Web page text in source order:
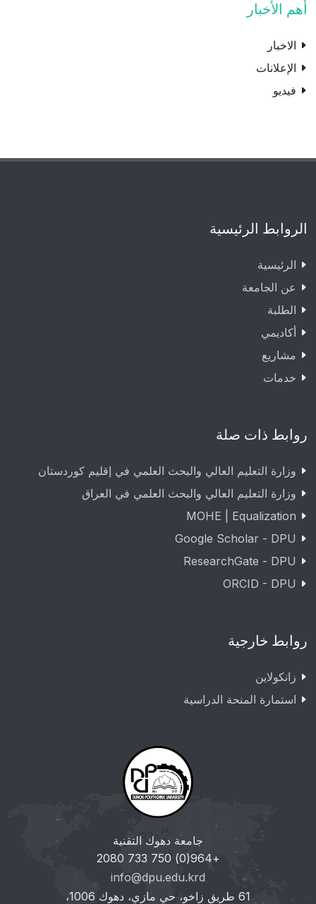
أهم الأخبار
الاخبار
الإعلانات
فيديو
الروابط الرئيسية
الرئيسية
عن الجامعة
الطلبة
أكاديمي
مشاريع
خدمات
روابط ذات صلة
وزارة التعليم العالي والبحث العلمي في إقليم كوردستان
وزارة التعليم العالي والبحث العلمي في العراق
MOHE | Equalization
Google Scholar - DPU
ResearchGate - DPU
ORCID - DPU
روابط خارجية
زانکولاین
استمارة المنحة الدراسية
جامعة دهوك التقنية
+964(0) 750 733 2080
info@dpu.edu.krd
61 طريق زاخو، حي مازي، دهوك 1006،